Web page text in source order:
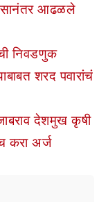
आढळले
निवडणुक
शरद पवारांचं
देशमुख कृषी
करा अर्ज